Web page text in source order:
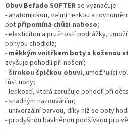
Obuv Befado SOFTERse vyznačuje:
- anatomickou, velmi tenkou a
bot připomíná chůzi naboso;
- elasticitou a pružností podrážky,
pohybu chodidla;
- měkkým vnitřkem boty s koženou
zvyšuje pohodlí při nošení;
- širokou špičkou obuvi, umožňující
růst nohy;
- lehkostí, která zaručuje pohodlí při
- snadným nazouváním;
- univerzální barvou, díky níž se boty
- prodyšnou bavlněnou podšívkou pro